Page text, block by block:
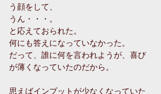
う顔をして、
うん・・・。
と応えておられた。
何にも答えになっていなかった。
だって、誰に何を言われようが、喜び
が薄くなっていたのだから。
思えばインプットが少なくなっていた